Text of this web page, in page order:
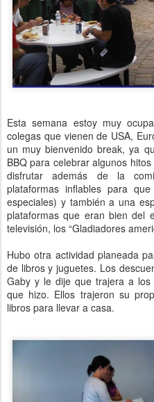
Esta semana estoy muy
colegas que vienen de USA,
un muy bienvenido break, ya
BBQ para celebrar algunos
disfrutar además de la
plataformas inflables para
especiales) y también a una
plataformas que eran bien del
televisión, los “Gladiadores
Hubo otra actividad planeada
de libros y juguetes. Los
Gaby y le dije que trajera a
que hizo. Ellos trajeron su
libros para llevar a casa.